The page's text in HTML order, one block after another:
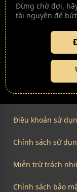
Đừng chờ đợi,
tài nguyên để
Điều khoản sử
Chính sách sử
Miễn trừ trách
Chính sách bảo